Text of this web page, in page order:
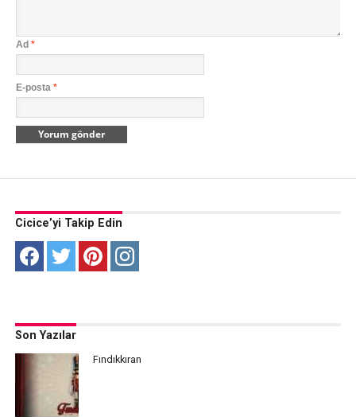
Ad *
E-posta *
Cicice’yi Takip Edin
Son Yazılar
Fındıkkıran